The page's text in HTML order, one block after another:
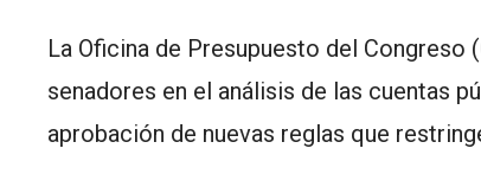
La Oficina de Presupuesto del
senadores en el análisis de las cuentas
aprobación de nuevas reglas que